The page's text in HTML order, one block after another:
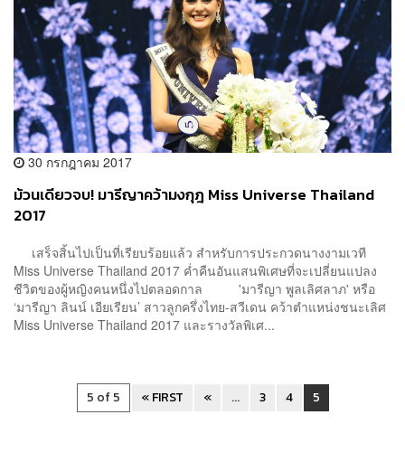
30 กรกฎาคม 2017
ม้วนเดียวจบ! มารีญาคว้ามงกุฎ Miss Universe Thailand
2017
เสร็จสิ้นไปเป็นที่เรียบร้อยแล้ว สำหรับการประกวดนางงามเวที
Miss Universe Thailand 2017 ค่ำคืนอันแสนพิเศษที่จะเปลี่ยนแปลง
ชีวิตของผู้หญิงคนหนึ่งไปตลอดกาล 'มารีญา พูลเลิศลาภ' หรือ
‘มารีญา ลินน์ เอียเรียน’ สาวลูกครึ่งไทย-สวีเดน คว้าตำแหน่งชนะเลิศ
Miss Universe Thailand 2017 และรางวัลพิเศ...
5 of 5 « FIRST « ... 3 4 5